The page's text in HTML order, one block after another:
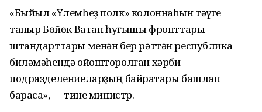
«Быйыл «Үлемһеҙ полк» колоннаһын тәүге
тапҡыр Бөйөк Ватан һуғышы фронттары
штандарттары менән бер рәттән республика
биләмәһендә ойошторолған хәрби
подразделениеларҙың байраҡтары башлап
барасаҡ», — тине министр.